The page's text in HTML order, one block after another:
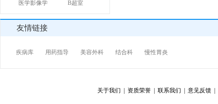
医学影像学 B超室
友情链接
疾病库 用药指导 美容外科 结合科 慢性胃炎
关于我们 | 资质荣誉 | 联系我们 | 意见反馈 |